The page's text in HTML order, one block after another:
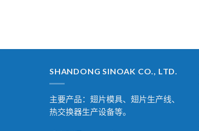
SHANDONG SINOAK CO., LTD.
主要产品：翅片模具、翅片生产线、
热交换器生产设备等。